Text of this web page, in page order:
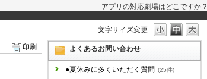
アプリの対応劇場はどこですか？
文字サイズ変更
よくあるお問い合わせ
●夏休みに多くいただく質問 (25件)
印刷